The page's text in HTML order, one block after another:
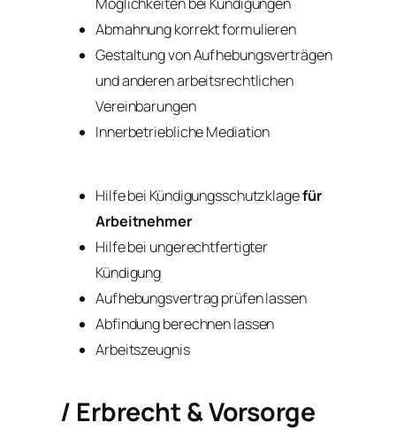
Abmahnung korrekt formulieren
Gestaltung von Aufhebungsverträgen
und anderen arbeitsrechtlichen
Vereinbarungen
Innerbetriebliche Mediation
Hilfe bei Kündigungsschutzklagefür
Arbeitnehmer
Hilfe bei ungerechtfertigter
Kündigung
Aufhebungsvertrag prüfen lassen
Abfindung berechnen lassen
Arbeitszeugnis
/ Erbrecht & Vorsorge